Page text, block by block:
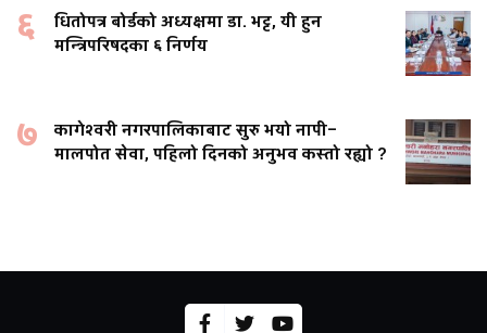
६
धितोपत्र बोर्डको अध्यक्षमा डा. भट्ट, यी हुन
मन्त्रिपरिषदका ६ निर्णय
७
कागेश्वरी नगरपालिकाबाट सुरु भयो नापी–
मालपोत सेवा, पहिलो दिनको अनुभव कस्तो रह्यो ?